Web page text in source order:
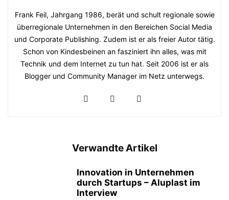
Frank Feil, Jahrgang 1986, berät und schult regionale sowie
überregionale Unternehmen in den Bereichen Social Media
und Corporate Publishing. Zudem ist er als freier Autor tätig.
Schon von Kindesbeinen an fasziniert ihn alles, was mit
Technik und dem Internet zu tun hat. Seit 2006 ist er als
Blogger und Community Manager im Netz unterwegs.
Verwandte Artikel
Innovation in Unternehmen
durch Startups – Aluplast im
Interview